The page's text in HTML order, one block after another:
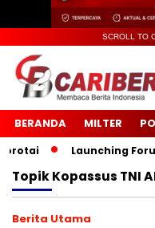
SCROLL TO
BERANDA MILTER
Launching Forum
TopikKopassus TNI
Berita Utama